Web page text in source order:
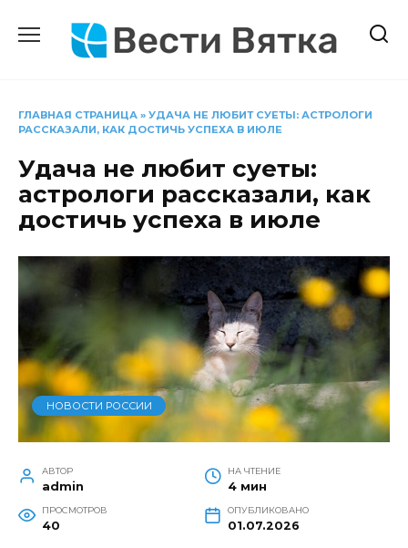
содержанию
ГЛАВНАЯ СТРАНИЦА » УДАЧА НЕ ЛЮБИТ СУЕТЫ: АСТРОЛОГИ
РАССКАЗАЛИ, КАК ДОСТИЧЬ УСПЕХА В ИЮЛЕ
Удача не любит суеты:
астрологи рассказали, как
достичь успеха в июле
НОВОСТИ РОССИИ
АВТОР
admin
НА ЧТЕНИЕ
4 мин
ПРОСМОТРОВ
40
ОПУБЛИКОВАНО
01.07.2026